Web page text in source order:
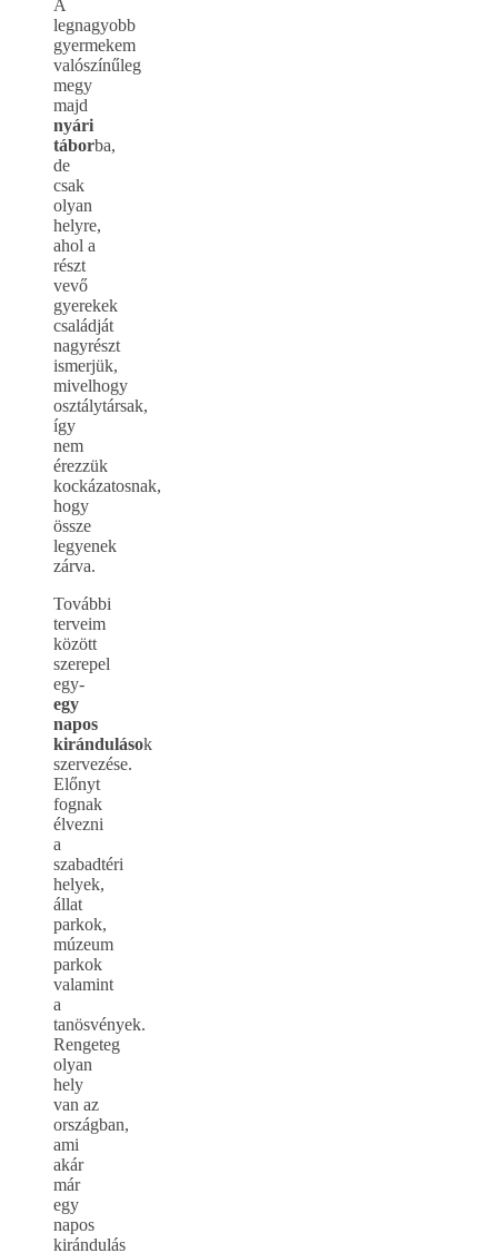
A
legnagyobb
gyermekem
valószínűleg
megy
majd
nyári
táborba,
de
csak
olyan
helyre,
ahol a
részt
vevő
gyerekek
családját
nagyrészt
ismerjük,
mivelhogy
osztálytársak,
így
nem
érezzük
kockázatosnak,
hogy
össze
legyenek
zárva.
További
terveim
között
szerepel
egy-
egy
napos
kirándulások
szervezése.
Előnyt
fognak
élvezni
a
szabadtéri
helyek,
állat
parkok,
múzeum
parkok
valamint
a
tanösvények.
Rengeteg
olyan
hely
van az
országban,
ami
akár
már
egy
napos
kirándulás